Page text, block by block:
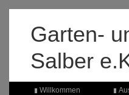
Willkommen
Garten-
Salber